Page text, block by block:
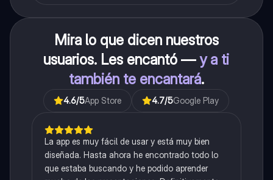
Mira lo que dicen nuestros
usuarios. Les encantó —y a ti
también te encantará.
4.6/5App Store 4.7/5Google Play
La app es muy fácil de usar y está muy bien
diseñada. Hasta ahora he encontrado todo lo
que estaba buscando y he podido aprender